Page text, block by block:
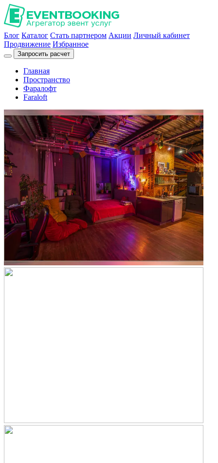
Блог Каталог Стать партнером Акции Личный кабинет
Продвижение Избранное
Запросить расчет
Главная
Пространство
Фаралофт
Faraloft